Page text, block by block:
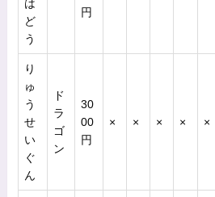
は
ど
う
円
り
ゅ
う
せ
い
ぐ
ん
ド
ラ
ゴ
ン
30
00
円
× × × × ×